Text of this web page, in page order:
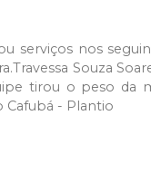
serviços nos
Souza
tirou o peso da
Cafubá - Plantio